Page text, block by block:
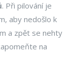
. Při pilování je
aby nedošlo k
a zpět se nehty
na